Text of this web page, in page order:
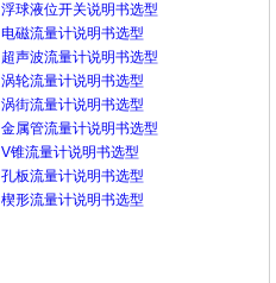
浮球液位开关说明书选型
电磁流量计说明书选型
超声波流量计说明书选型
涡轮流量计说明书选型
涡街流量计说明书选型
金属管流量计说明书选型
V锥流量计说明书选型
孔板流量计说明书选型
楔形流量计说明书选型